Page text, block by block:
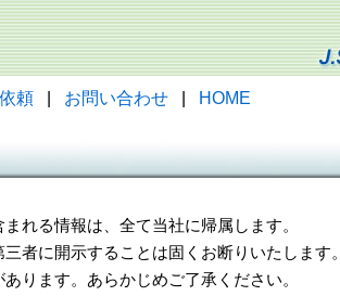
頼 お問い合わせ HOME
れる情報は、全て当社に帰属します。
者に開示することは固くお断りいたします。
ります。あらかじめご了承ください。